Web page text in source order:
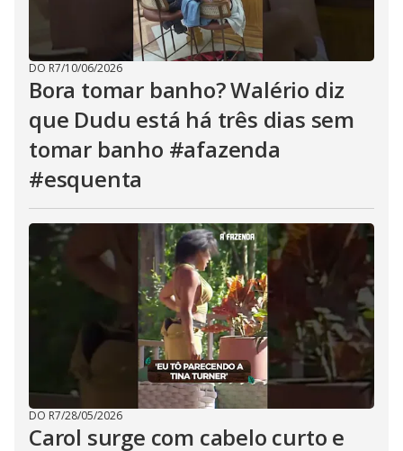
DO R7/10/06/2026
Bora tomar banho? Walério diz
que Dudu está há três dias sem
tomar banho #afazenda
#esquenta
DO R7/28/05/2026
Carol surge com cabelo curto e